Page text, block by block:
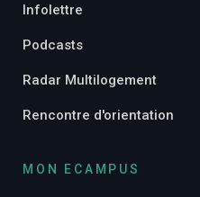
Infolettre
Podcasts
Radar Multilogement
Rencontre d'orientation
MON ECAMPUS